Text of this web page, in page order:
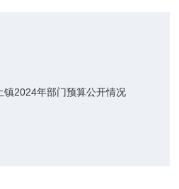
镇2024年部门预算公开情况